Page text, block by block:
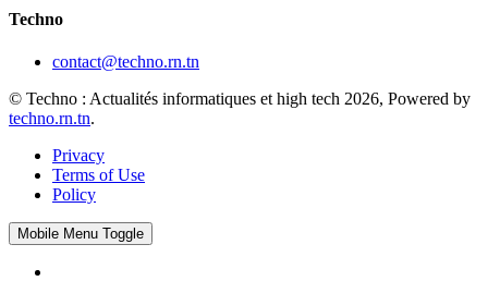
Techno
contact@techno.rn.tn
© Techno : Actualités informatiques et high tech 2026, Powered by
techno.rn.tn.
Privacy
Terms of Use
Policy
Mobile Menu Toggle